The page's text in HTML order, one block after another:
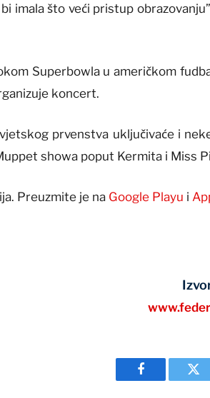
imala što veći pristup
Superbowla u američkom
koncert.
prvenstva uključivaće i
showa poput Kermita i Miss
Preuzmite je na Google Playu i
Facebook